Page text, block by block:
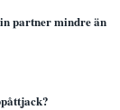
partner mindre än